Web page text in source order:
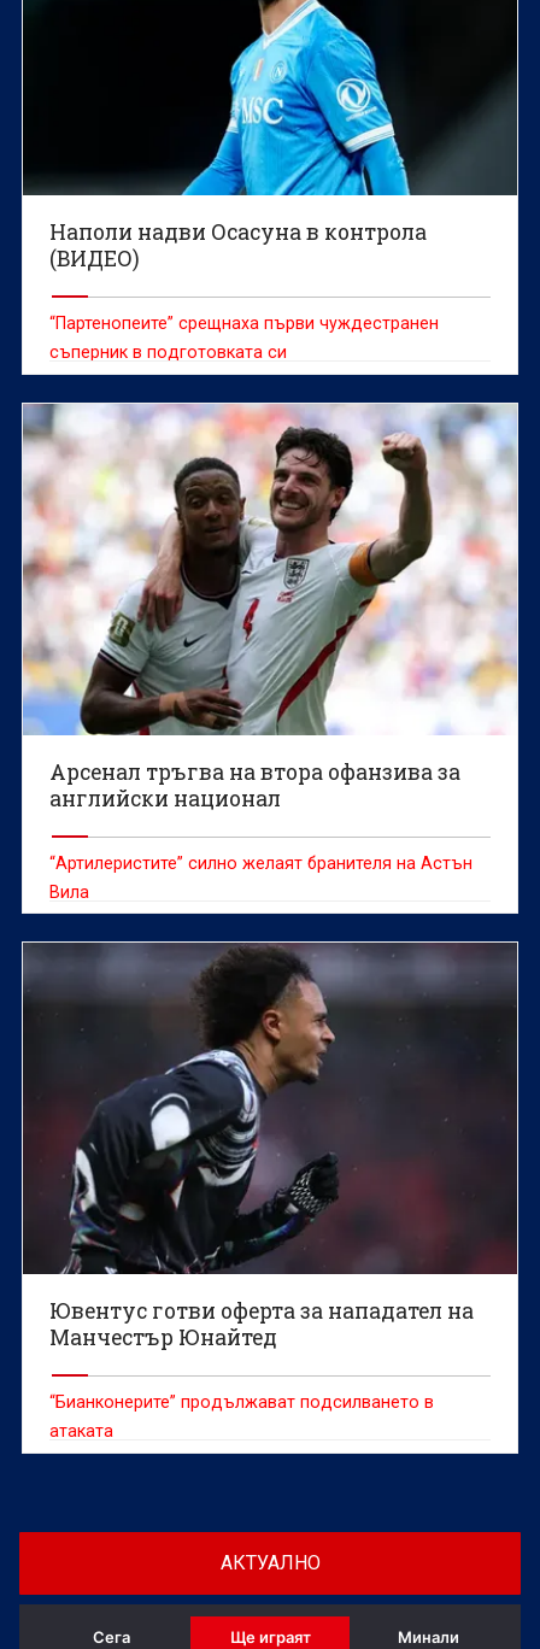
Наполи надви Осасуна в контрола
(ВИДЕО)
“Партенопеите” срещнаха първи чуждестранен
съперник в подготовката си
Арсенал тръгва на втора офанзива за
английски национал
“Артилеристите” силно желаят бранителя на Астън
Вила
Ювентус готви оферта за нападател на
Манчестър Юнайтед
“Бианконерите” продължават подсилването в
атаката
АКТУАЛНО
Сега Ще играят Минали